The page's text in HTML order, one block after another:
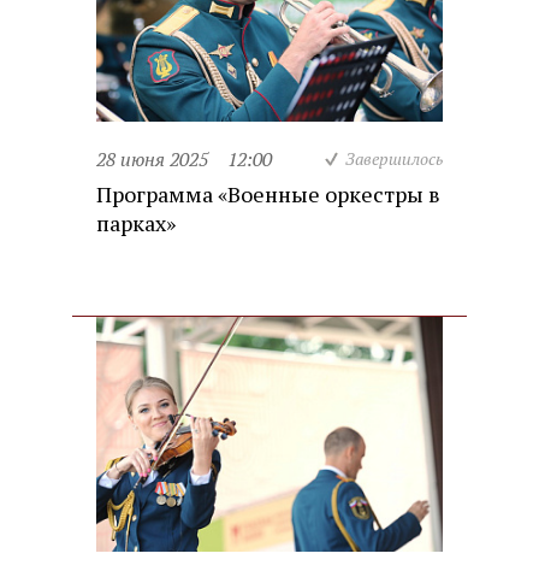
28 июня 2025 12:00 Завершилось
Программа «Военные оркестры в
парках»